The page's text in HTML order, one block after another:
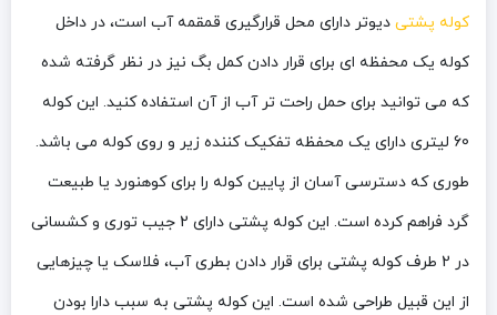
کوله پشتی دیوتر دارای محل قرارگیری قمقمه آب است، در داخل
کوله یک محفظه ای برای قرار دادن کمل بگ نیز در نظر گرفته شده
که می توانید برای حمل راحت تر آب از آن استفاده کنید. این کوله
60 لیتری دارای یک محفظه تفکیک کننده زیر و روی کوله می باشد.
طوری که دسترسی آسان از پایین کوله را برای کوهنورد یا طبیعت
گرد فراهم کرده است. این کوله پشتی دارای 2 جیب توری و کشسانی
در 2 طرف کوله پشتی برای قرار دادن بطری آب، فلاسک یا چیزهایی
از این قبیل طراحی شده است. این کوله پشتی به سبب دارا بودن